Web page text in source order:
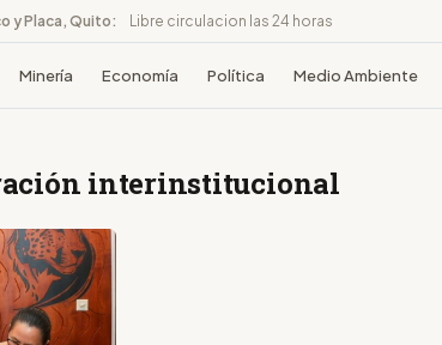
y Placa, Quito: Libre circulacion las 24 horas
Minería Economía Política Medio Ambiente
interinstitucional